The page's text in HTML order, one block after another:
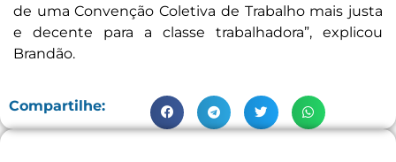
de uma Convenção Coletiva de Trabalho mais justa
e decente para a classe trabalhadora”, explicou
Brandão.
Compartilhe: